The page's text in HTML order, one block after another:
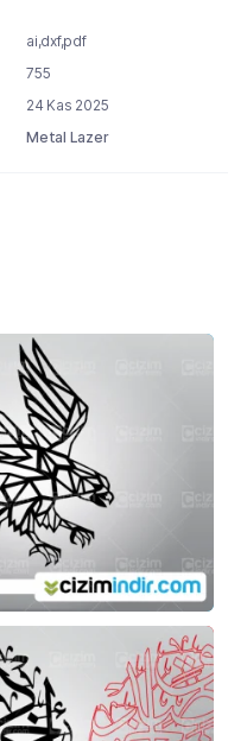
ai,dxf,pdf
755
24 Kas 2025
Metal Lazer